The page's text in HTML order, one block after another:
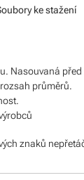
ke stažení
Nasouvaná
průměrů.
znaků